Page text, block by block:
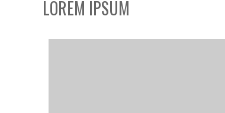
LOREM IPSUM